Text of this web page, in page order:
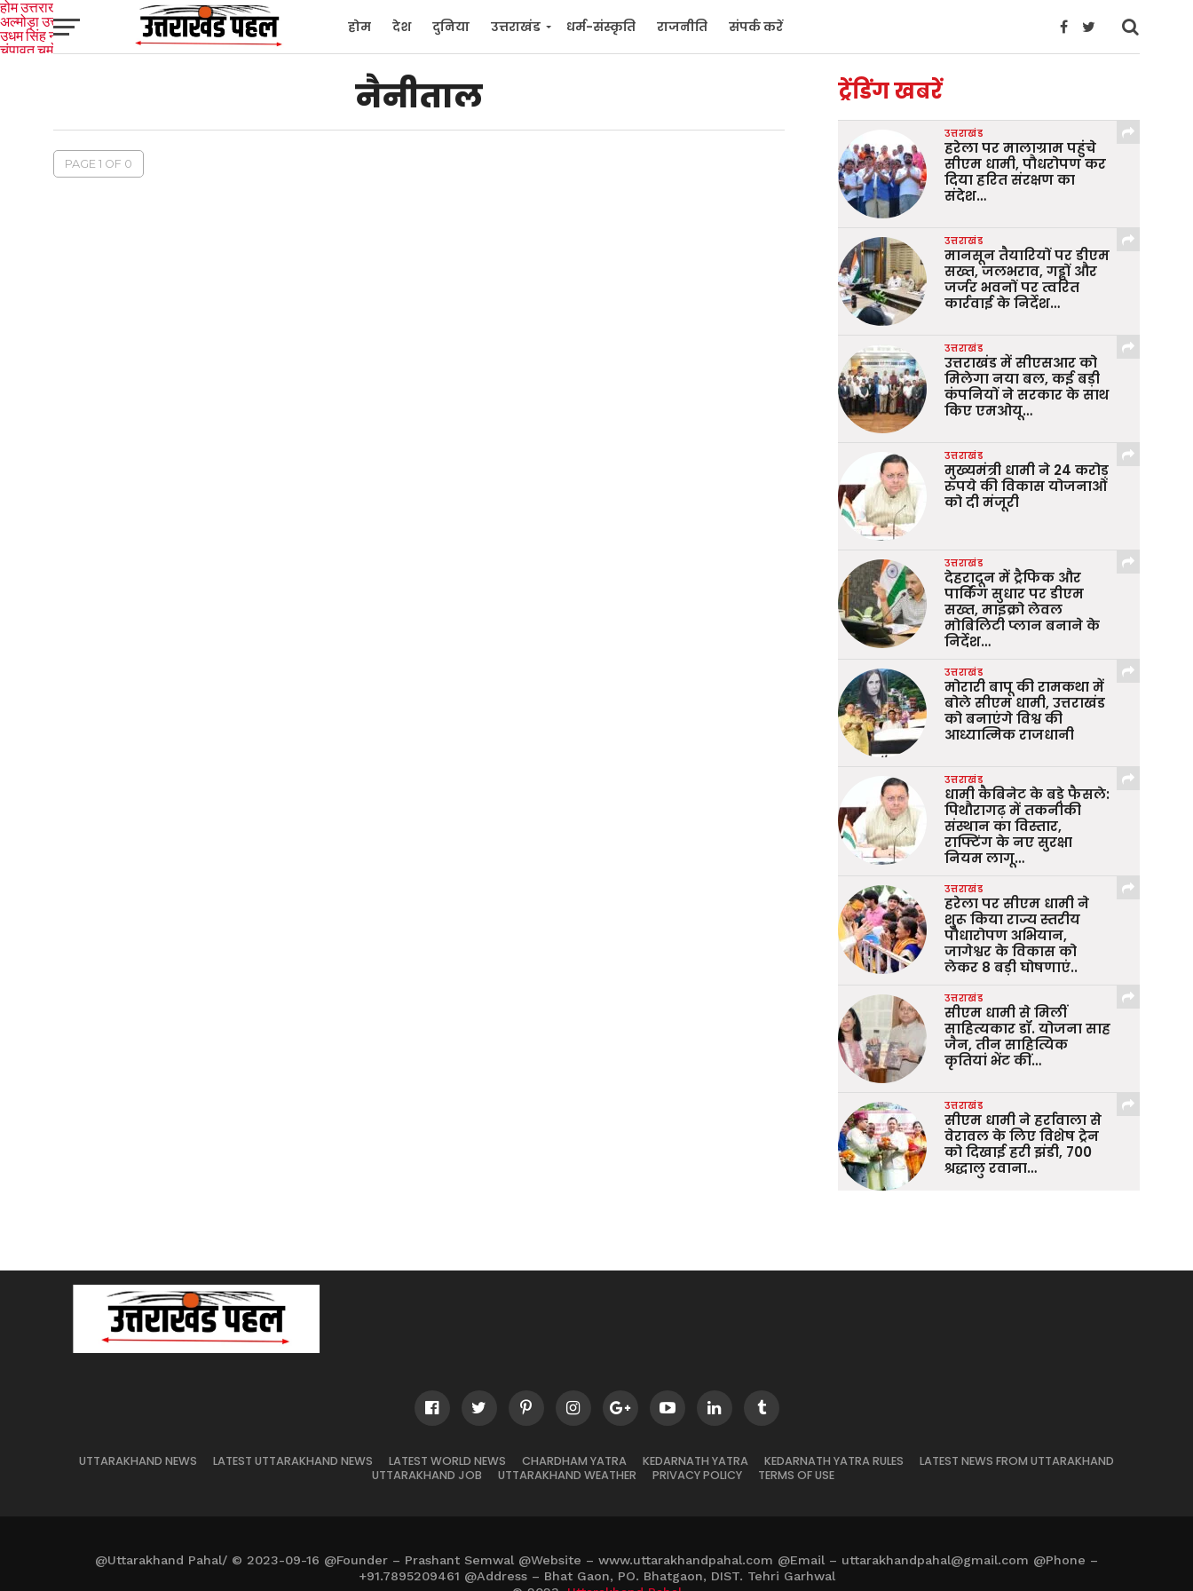
होम देश दुनिया उत्तराखंड धर्म-संस्कृति राजनीति संपर्क करें
होमउत्तराखंड
अल्मोड़ाउत्तरकाशी
उधम सिंह नगर
चंपावतचमोलीटिहरी
नैनीताल
PAGE 1 OF 0
ट्रेंडिंग खबरें
उत्तराखंड
हरेला पर मालाग्राम पहुंचे
सीएम धामी, पौधरोपण कर
दिया हरित संरक्षण का
संदेश…
उत्तराखंड
मानसून तैयारियों पर डीएम
सख्त, जलभराव, गड्ढों और
जर्जर भवनों पर त्वरित
कार्रवाई के निर्देश…
उत्तराखंड
उत्तराखंड में सीएसआर को
मिलेगा नया बल, कई बड़ी
कंपनियों ने सरकार के साथ
किए एमओयू…
उत्तराखंड
मुख्यमंत्री धामी ने 24 करोड़
रुपये की विकास योजनाओं
को दी मंजूरी
उत्तराखंड
देहरादून में ट्रैफिक और
पार्किंग सुधार पर डीएम
सख्त, माइक्रो लेवल
मोबिलिटी प्लान बनाने के
निर्देश…
उत्तराखंड
मोरारी बापू की रामकथा में
बोले सीएम धामी, उत्तराखंड
को बनाएंगे विश्व की
आध्यात्मिक राजधानी
उत्तराखंड
धामी कैबिनेट के बड़े फैसले:
पिथौरागढ़ में तकनीकी
संस्थान का विस्तार,
राफ्टिंग के नए सुरक्षा
नियम लागू…
उत्तराखंड
हरेला पर सीएम धामी ने
शुरू किया राज्य स्तरीय
पौधारोपण अभियान,
जागेश्वर के विकास को
लेकर 8 बड़ी घोषणाएं..
उत्तराखंड
सीएम धामी से मिलीं
साहित्यकार डॉ. योजना साह
जैन, तीन साहित्यिक
कृतियां भेंट कीं…
उत्तराखंड
सीएम धामी ने हर्रावाला से
वेरावल के लिए विशेष ट्रेन
को दिखाई हरी झंडी, 700
श्रद्धालु रवाना…
UTTARAKHAND NEWS LATEST UTTARAKHAND NEWS LATEST WORLD NEWS CHARDHAM YATRA KEDARNATH YATRA KEDARNATH YATRA RULES
LATEST NEWS FROM UTTARAKHAND
UTTARAKHAND JOB
UTTARAKHAND WEATHER PRIVACY POLICY TERMS OF USE
@Uttarakhand Pahal/ © 2023-09-16 @Founder – Prashant Semwal @Website – www.uttarakhandpahal.com @Email – uttarakhandpahal@gmail.com @Phone –
+91.7895209461 @Address – Bhat Gaon, PO. Bhatgaon, DIST. Tehri Garhwal